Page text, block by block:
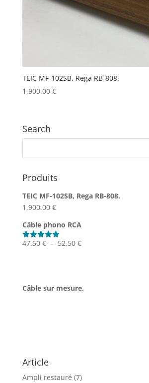
TEIC MF-102SB, Rega RB-808.
1,900.00 €
Search
Produits
TEIC MF-102SB, Rega RB-808.
1,900.00 €
Câble phono RCA
Note5.00
47.50 € – 52.50 €Plage
à
Câble sur mesure.
Article
Ampli restauré (7)